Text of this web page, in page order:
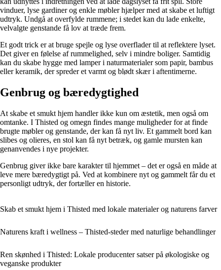
vinduer, lyse gardiner og enkle møbler hjælper med at skabe et luftigt
udtryk. Undgå at overfylde rummene; i stedet kan du lade enkelte,
velvalgte genstande få lov at træde frem.
Et godt trick er at bruge spejle og lyse overflader til at reflektere lyset.
Det giver en følelse af rummelighed, selv i mindre boliger. Samtidig
kan du skabe hygge med lamper i naturmaterialer som papir, bambus
eller keramik, der spreder et varmt og blødt skær i aftentimerne.
Genbrug og bæredygtighed
At skabe et smukt hjem handler ikke kun om æstetik, men også om
omtanke. I Thisted og omegn findes mange muligheder for at finde
brugte møbler og genstande, der kan få nyt liv. Et gammelt bord kan
slibes og olieres, en stol kan få nyt betræk, og gamle mursten kan
genanvendes i nye projekter.
Genbrug giver ikke bare karakter til hjemmet – det er også en måde at
leve mere bæredygtigt på. Ved at kombinere nyt og gammelt får du et
personligt udtryk, der fortæller en historie.
Skab et smukt hjem i Thisted med lokale materialer og naturens farver
Naturens kraft i wellness – Thisted-steder med naturlige behandlinger
Ren skønhed i Thisted: Lokale producenter satser på økologiske og
veganske produkter